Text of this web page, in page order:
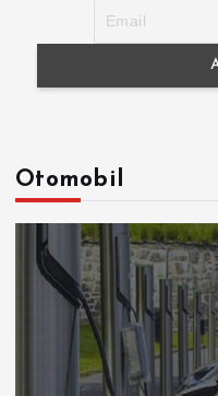
Otomobil